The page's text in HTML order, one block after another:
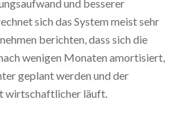
und besserer
sich das System meist sehr
berichten, dass sich die
wenigen Monaten amortisiert,
geplant werden und der
wirtschaftlicher läuft.